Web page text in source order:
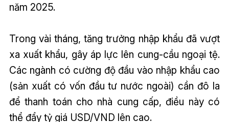
năm 2025.
Trong vài tháng, tăng trưởng nhập khẩu đã vượt
xa xuất khẩu, gây áp lực lên cung-cầu ngoại tệ.
Các ngành có cường độ đầu vào nhập khẩu cao
(sản xuất có vốn đầu tư nước ngoài) cần đô la
để thanh toán cho nhà cung cấp, điều này có
thể đẩy tỷ giá USD/VND lên cao.